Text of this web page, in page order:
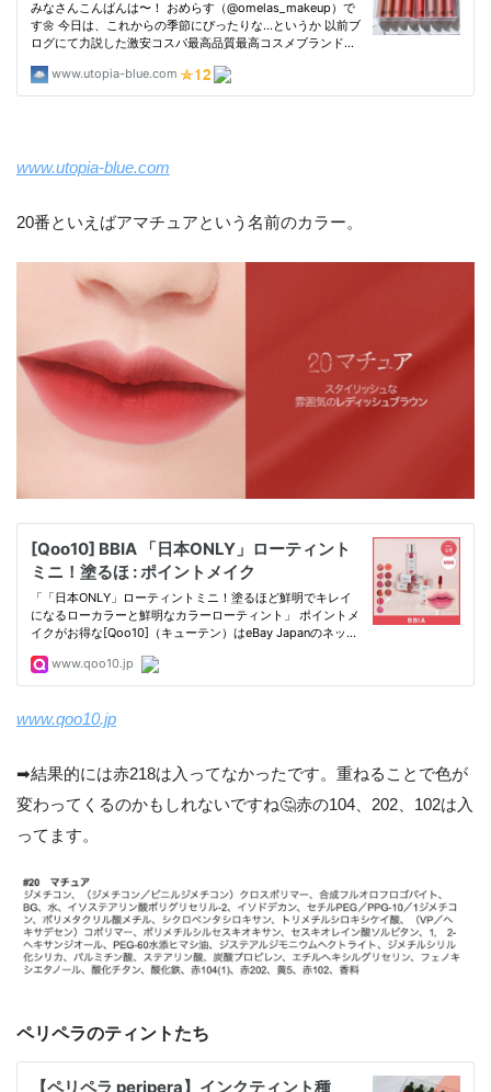
www.utopia-blue.com
20番といえばアマチュアという名前のカラー。
www.qoo10.jp
➡︎結果的には赤218は入ってなかったです。重ねることで色が
変わってくるのかもしれないですね🤔赤の104、202、102は入
ってます。
ペリペラのティントたち